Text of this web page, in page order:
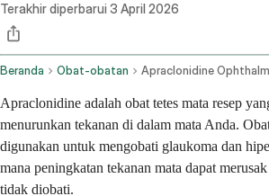
Terakhir diperbarui 3 April 2026
Beranda Obat-obatan
Apraclonidine adalah obat tetes mata resep
menurunkan tekanan di dalam mata Anda.
digunakan untuk mengobati glaukoma dan
mana peningkatan tekanan mata dapat
tidak diobati.